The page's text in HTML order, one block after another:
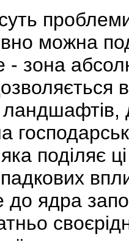
можна
- зона
поділяє
ядра